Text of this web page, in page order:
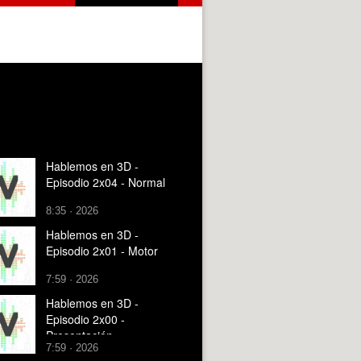
Hablemos en 3D -
Episodio 2x04 - Normal
8:35 · 2026
Hablemos en 3D -
Episodio 2x01 - Motor
7:59 · 2026
Hablemos en 3D -
Episodio 2x00 -
Presentación
7:59 · 2026